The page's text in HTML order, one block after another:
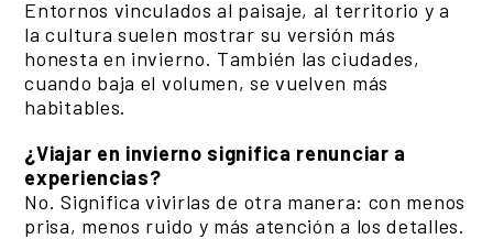
Entornos vinculados al paisaje, al territorio y a
la cultura suelen mostrar su versión más
honesta en invierno. También las ciudades,
cuando baja el volumen, se vuelven más
habitables.
¿Viajar en invierno significa renunciar a
experiencias?
No. Significa vivirlas de otra manera: con menos
prisa, menos ruido y más atención a los detalles.